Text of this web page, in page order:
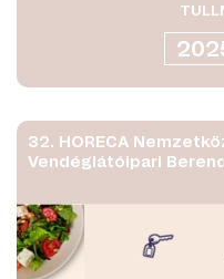
32. HORECA
Vendéglátóipari